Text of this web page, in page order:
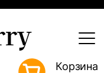
Корзина